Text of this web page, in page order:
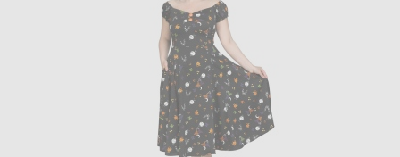
Angebote
Sonderangebote
Geschenketipps
Gratis
Kleidung/Gothic
alle Artikel
Girlblusen
Punkrock